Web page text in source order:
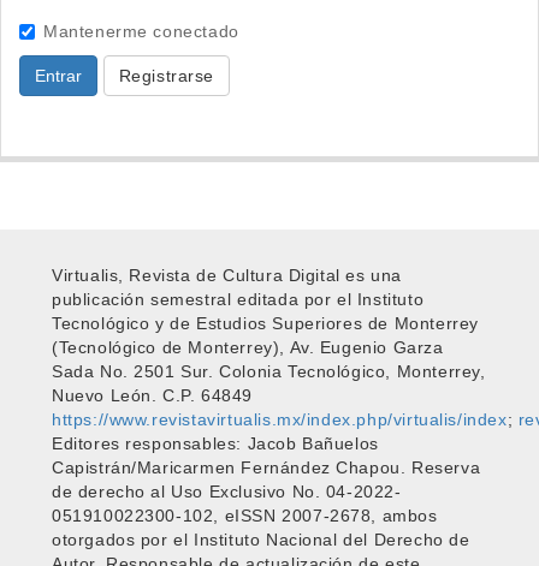
Mantenerme conectado
Entrar Registrarse
Virtualis, Revista de Cultura Digital es una
publicación semestral editada por el Instituto
Tecnológico y de Estudios Superiores de Monterrey
(Tecnológico de Monterrey), Av. Eugenio Garza
Sada No. 2501 Sur. Colonia Tecnológico, Monterrey,
Nuevo León. C.P. 64849
https://www.revistavirtualis.mx/index.php/virtualis/index;
Editores responsables: Jacob Bañuelos
Capistrán/Maricarmen Fernández Chapou. Reserva
de derecho al Uso Exclusivo No. 04-2022-
051910022300-102, eISSN 2007-2678, ambos
otorgados por el Instituto Nacional del Derecho de